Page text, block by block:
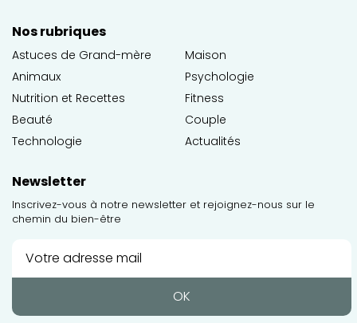
Nos rubriques
Astuces de Grand-mère
Animaux
Nutrition et Recettes
Beauté
Technologie
Maison
Psychologie
Fitness
Couple
Actualités
Newsletter
Inscrivez-vous à notre newsletter et rejoignez-nous sur le
chemin du bien-être
OK